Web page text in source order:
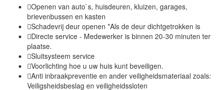
Openen van auto`s, huisdeuren, kluizen, garages,
brievenbussen en kasten
Schadevrij deur openen *Als de deur dichtgetrokken is
Directe service - Medewerker is binnen 20-30 minuten ter
plaatse.
Sluitsysteem service
Voorlichting hoe u uw huis kunt beveiligen.
Anti inbraakpreventie en ander veiligheidsmateriaal zoals:
Veiligsheidsbeslag en veiligheidssloten